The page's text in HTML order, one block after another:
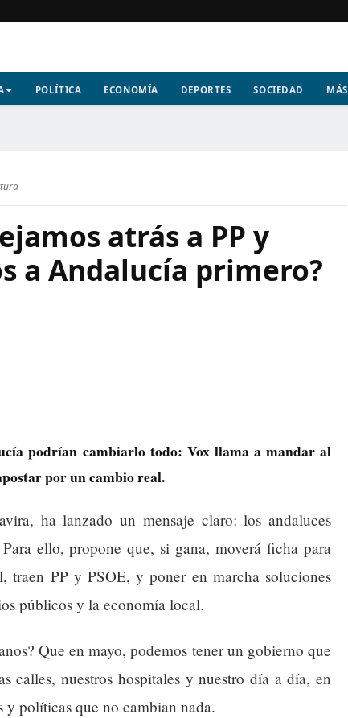
POLÍTICA ECONOMÍA DEPORTES SOCIEDAD MÁS
atrás a PP y
a Andalucía primero?
podrían cambiarlo todo: Vox llama a mandar al
por un cambio real.
ha lanzado un mensaje claro: los andaluces
ello, propone que, si gana, moverá ficha para
traen PP y PSOE, y poner en marcha soluciones
públicos y la economía local.
Que en mayo, podemos tener un gobierno que
calles, nuestros hospitales y nuestro día a día, en
y políticas que no cambian nada.